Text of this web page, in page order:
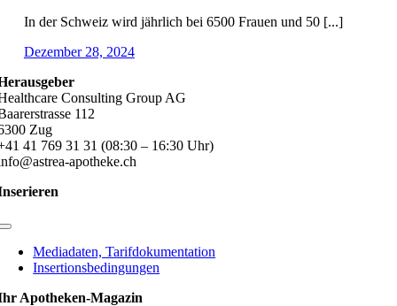
In der Schweiz wird jährlich bei 6500 Frauen und 50 [...]
Dezember 28, 2024
Consulting Group AG
112
Zug
41 769 31 31 (08:30 – 16:30 Uhr)
apotheke.ch
Toggle
NavigationMediadaten, Tarifdokumentation
Insertionsbedingungen
Apotheken-Magazin